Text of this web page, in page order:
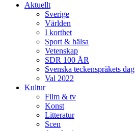
Aktuellt
Sverige
Världen
I korthet
Sport & hälsa
Vetenskap
SDR 100 ÅR
Svenska teckenspråkets dag
Val 2022
Kultur
Film & tv
Konst
Litteratur
Scen